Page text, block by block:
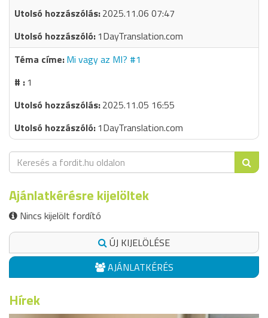
2025.11.06 07:47
1DayTranslation.com
Mi vagy az MI? #1
1
2025.11.05 16:55
1DayTranslation.com
Ajánlatkérésre kijelöltek
Nincs kijelölt fordító
ÚJ KIJELÖLÉSE
AJÁNLATKÉRÉS
Hírek